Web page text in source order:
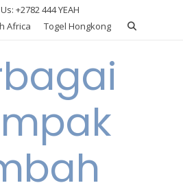
+2782 444 YEAH
Africa
Togel Hongkong